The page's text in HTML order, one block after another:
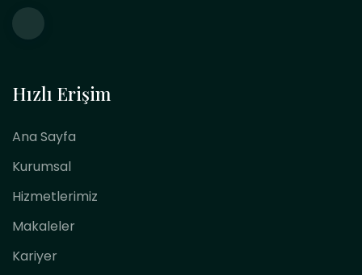
Hızlı Erişim
Ana Sayfa
Kurumsal
Hizmetlerimiz
Makaleler
Kariyer